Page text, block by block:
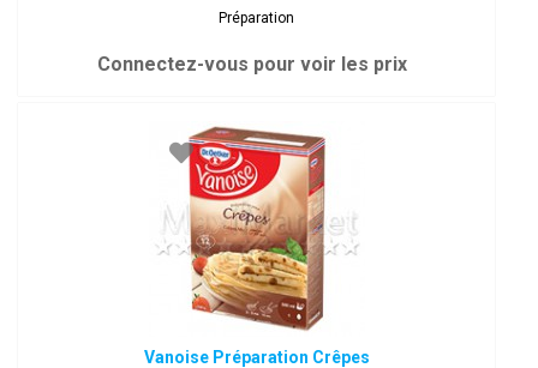
Préparation
Connectez-vous pour voir les prix
Vanoise Préparation Crêpes